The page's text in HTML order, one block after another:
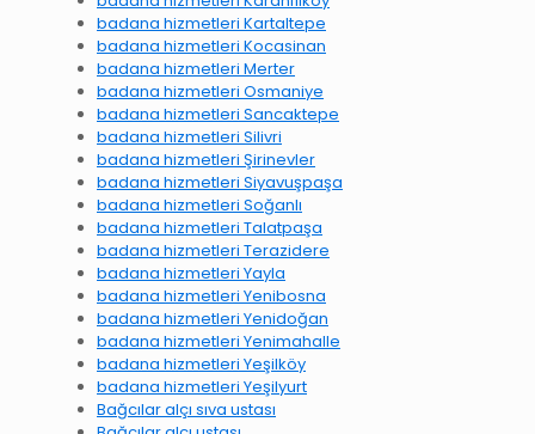
badana hizmetleri Kartaltepe
badana hizmetleri Kocasinan
badana hizmetleri Merter
badana hizmetleri Osmaniye
badana hizmetleri Sancaktepe
badana hizmetleri Silivri
badana hizmetleri Şirinevler
badana hizmetleri Siyavuşpaşa
badana hizmetleri Soğanlı
badana hizmetleri Talatpaşa
badana hizmetleri Terazidere
badana hizmetleri Yayla
badana hizmetleri Yenibosna
badana hizmetleri Yenidoğan
badana hizmetleri Yenimahalle
badana hizmetleri Yeşilköy
badana hizmetleri Yeşilyurt
Bağcılar alçı sıva ustası